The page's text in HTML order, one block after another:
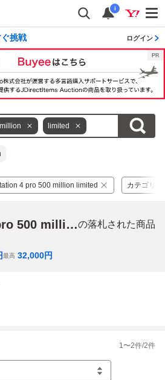
i
挑戦 ログイン
million limited
4 pro 500 million limited カテゴリ
「playstation 4 pro 500 million limited」の落札された商品
最高 32,000円
1 〜2件/2件